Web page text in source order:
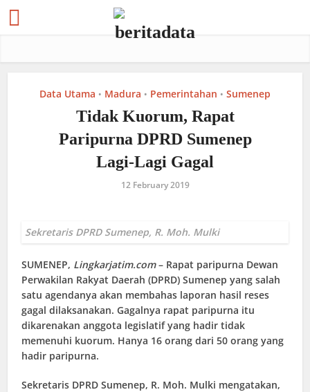
Data Utama • Madura • Pemerintahan • Sumenep
Tidak Kuorum, Rapat
Paripurna DPRD Sumenep
Lagi-Lagi Gagal
12 February 2019
Sekretaris DPRD Sumenep, R. Moh. Mulki
SUMENEP, Lingkarjatim.com– Rapat paripurna Dewan
Perwakilan Rakyat Daerah (DPRD) Sumenep yang salah
satu agendanya akan membahas laporan hasil reses
gagal dilaksanakan. Gagalnya rapat paripurna itu
dikarenakan anggota legislatif yang hadir tidak
memenuhi kuorum. Hanya 16 orang dari 50 orang yang
hadir paripurna.
Sekretaris DPRD Sumenep, R. Moh. Mulki mengatakan,